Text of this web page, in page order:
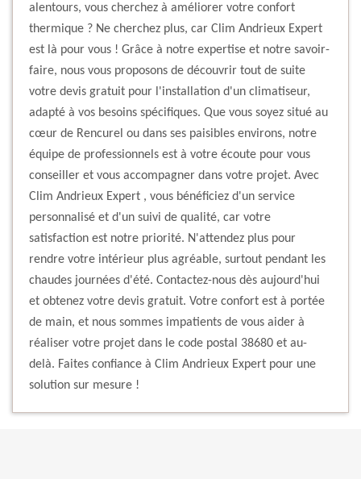
alentours, vous cherchez à améliorer votre confort
thermique ? Ne cherchez plus, car Clim Andrieux Expert
est là pour vous ! Grâce à notre expertise et notre savoir-
faire, nous vous proposons de découvrir tout de suite
votre devis gratuit pour l'installation d'un climatiseur,
adapté à vos besoins spécifiques. Que vous soyez situé au
cœur de Rencurel ou dans ses paisibles environs, notre
équipe de professionnels est à votre écoute pour vous
conseiller et vous accompagner dans votre projet. Avec
Clim Andrieux Expert , vous bénéficiez d'un service
personnalisé et d'un suivi de qualité, car votre
satisfaction est notre priorité. N'attendez plus pour
rendre votre intérieur plus agréable, surtout pendant les
chaudes journées d'été. Contactez-nous dès aujourd'hui
et obtenez votre devis gratuit. Votre confort est à portée
de main, et nous sommes impatients de vous aider à
réaliser votre projet dans le code postal 38680 et au-
delà. Faites confiance à Clim Andrieux Expert pour une
solution sur mesure !